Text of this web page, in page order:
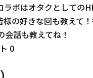
ラボはオタクとしての
様の好きな回も教えて
話も教えてね！
0